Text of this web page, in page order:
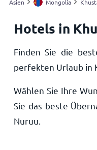
Meine Standorte
Startseite
Asien Mongolia
Hotels in
Finden Sie die
perfekten Urlaub in
Wählen Sie Ihre
Sie das beste
Nuruu.